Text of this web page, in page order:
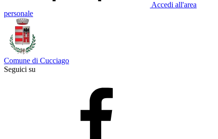
Accedi all'area
personale
Comune di Cucciago
Seguici su